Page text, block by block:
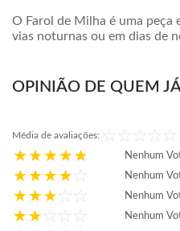
O Farol de Milha é uma peça
vias noturnas ou em dias de
OPINIÃO DE QUEM
Média de avaliações:
Nenhum
Nenhum
Nenhum
Nenhum